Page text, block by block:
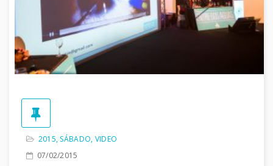
2015, SÁBADO, VIDEO
07/02/2015